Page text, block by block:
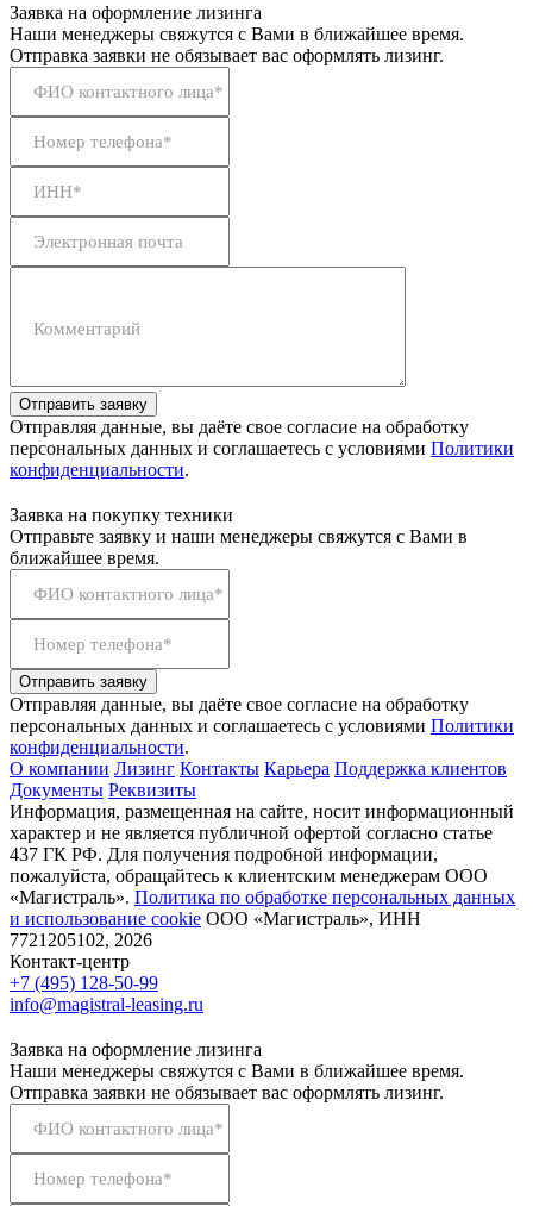
Заявка на оформление лизинга
Наши менеджеры свяжутся с Вами в ближайшее время.
Отправка заявки не обязывает вас оформлять лизинг.
ФИО контактного лица*
Номер телефона*
ИНН*
Электронная почта
Комментарий
Отправить заявку
Отправляя данные, вы даёте свое согласие на обработку
персональных данных и соглашаетесь с условиями Политики
конфиденциальности.
Заявка на покупку техники
Отправьте заявку и наши менеджеры свяжутся с Вами в
ближайшее время.
ФИО контактного лица*
Номер телефона*
Отправить заявку
Отправляя данные, вы даёте свое согласие на обработку
персональных данных и соглашаетесь с условиями Политики
конфиденциальности.
О компании Лизинг Контакты Карьера Поддержка клиентов
Документы Реквизиты
Информация, размещенная на сайте, носит информационный
характер и не является публичной офертой согласно статье
437 ГК РФ. Для получения подробной информации,
пожалуйста, обращайтесь к клиентским менеджерам ООО
«Магистраль». Политика по обработке персональных данных
и использование сookie ООО «Магистраль», ИНН
7721205102, 2026
Контакт-центр
+7 (495) 128-50-99
info@magistral-leasing.ru
Заявка на оформление лизинга
Наши менеджеры свяжутся с Вами в ближайшее время.
Отправка заявки не обязывает вас оформлять лизинг.
ФИО контактного лица*
Номер телефона*